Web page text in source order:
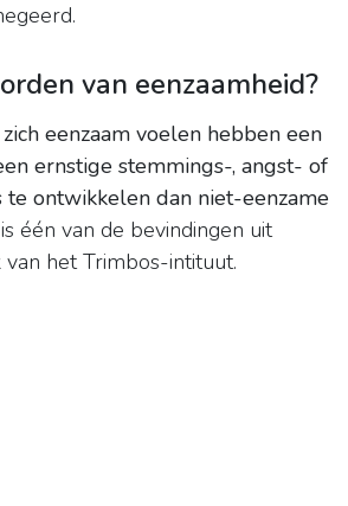
van eenzaamheid?
eenzaam voelen hebben een
ernstige stemmings-, angst- of
ontwikkelen dan niet-eenzame
één van de bevindingen uit
het Trimbos-intituut.